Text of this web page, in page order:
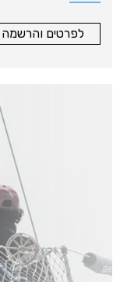
לפרטים והרשמה